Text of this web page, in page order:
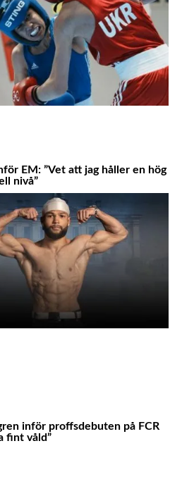
EM: ”Vet att jag håller en hög
nivå”
inför proffsdebuten på FCR
fint våld”